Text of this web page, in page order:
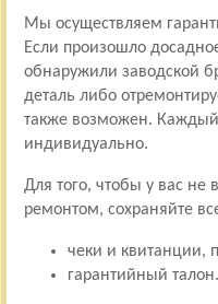
Мы осуществляем
Если произошло
обнаружили заводской
деталь либо
также возможен. Каждый
индивидуально.
Для того, чтобы у вас не
ремонтом, сохраняйте
чеки и квитанции,
гарантийный талон.